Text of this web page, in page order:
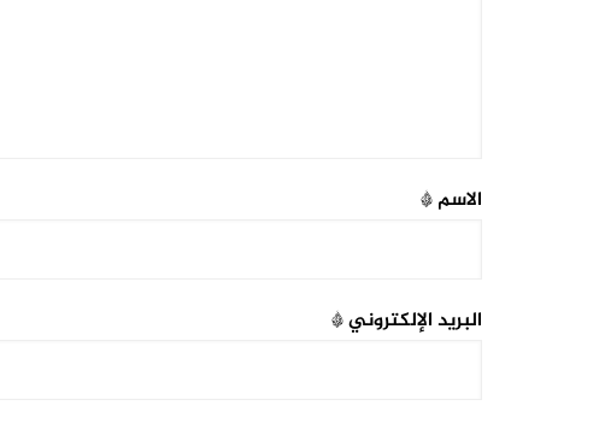
الاسم*
البريد الإلكتروني*